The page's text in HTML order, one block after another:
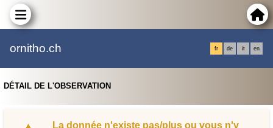
ornitho.ch fr de it en
DÉTAIL DE L'OBSERVATION
La donnée n'existe pas/plus ou vous n'y